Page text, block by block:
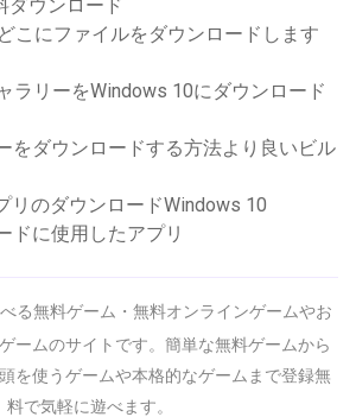
ダウンロード
こにファイルをダウンロードします
ラリーをWindows 10にダウンロード
をダウンロードする方法より良いビル
リのダウンロードWindows 10
ドに使用したアプリ
る無料ゲーム・無料オンラインゲームやお
ームのサイトです。簡単な無料ゲームから
を使うゲームや本格的なゲームまで登録無
料で気軽に遊べます。